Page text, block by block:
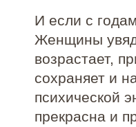
И если с
Женщины
возрастает,
сохраняет и
психической
прекрасна и